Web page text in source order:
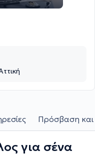
Πρόσβαση και
για σένα